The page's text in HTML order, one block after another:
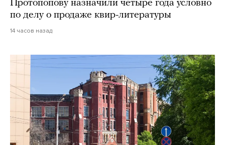
Протопопову назначили четыре года условно
по делу о продаже квир-литературы
14 часов назад